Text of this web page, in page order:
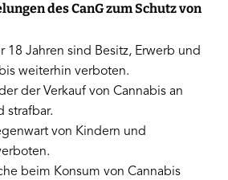
des CanG zum Schutz von
18 Jahren sind Besitz, Erwerb und
weiterhin verboten.
der Verkauf von Cannabis an
strafbar.
von Kindern und
beim Konsum von Cannabis